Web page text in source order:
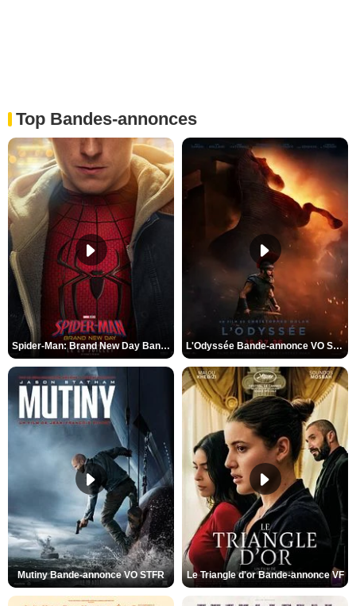
Top Bandes-annonces
Spider-Man: Brand New Day Bande-annonce VO STFR L'Odyssée Bande-annonce VO STFR
Mutiny Bande-annonce VO STFR Le Triangle d'or Bande-annonce VF